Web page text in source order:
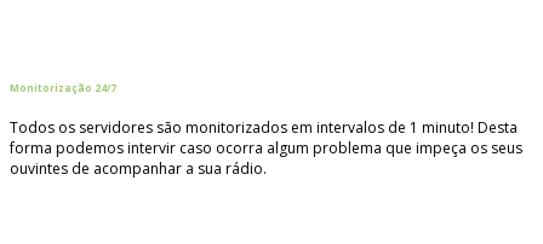
Monitorização 24/7
Todos os servidores são monitorizados em intervalos de 1 minuto! Desta
forma podemos intervir caso ocorra algum problema que impeça os seus
ouvintes de acompanhar a sua rádio.